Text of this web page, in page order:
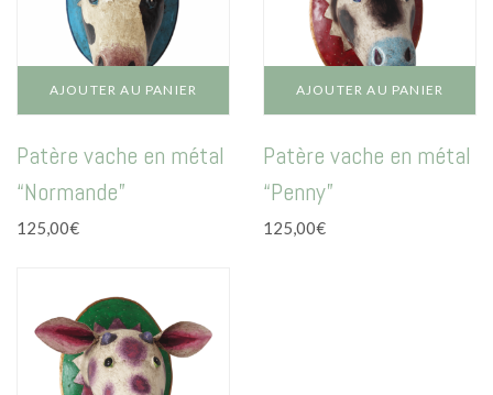
Trousses de toilette
Patères en métal
Carnet
Thème
La vie en bleu
La vie en rose
AJOUTER AU PANIER
Patère vache en métal
“Normande”
125,00€
AJOUTER AU PANIER
Patère vache en métal
“Penny”
125,00€